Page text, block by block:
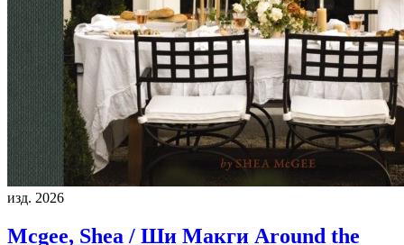
изд. 2026
Mcgee, Shea / Ши Макги Around the